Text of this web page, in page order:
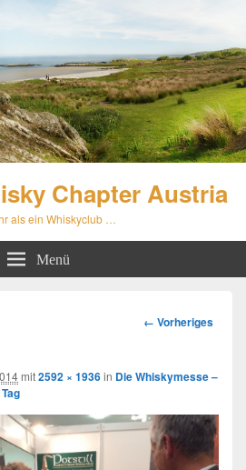
Chapter Austria
als ein Whiskyclub …
Menü
Bilder-
← Vorheriges
mit2592 × 1936in Die Whiskymesse –